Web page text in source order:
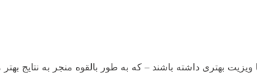
بهتری داشته باشند – که به طور بالقوه منجر به نتایج